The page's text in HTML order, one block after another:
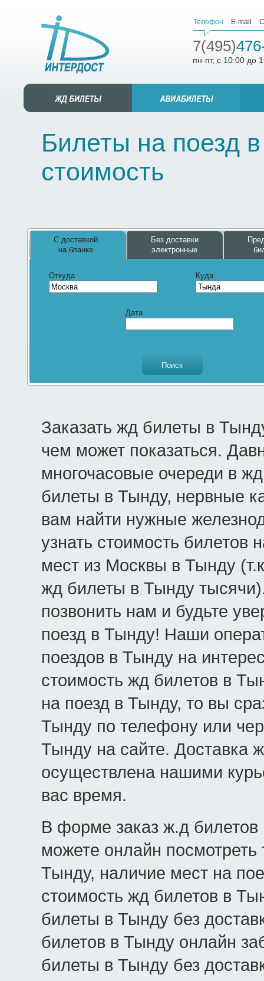
Телефон E-mail
7(495)
пн-пт, с 10:00 до
Билеты на поезд
стоимость
С доставкой
на бланке
Без доставки
электронные
Откуда Куда
Дата
Заказать жд билеты в
чем может показаться.
многочасовые очереди в
билеты в Тынду, нервные
вам найти нужные
узнать стоимость билетов
мест из Москвы в Тынду
жд билеты в Тынду
позвонить нам и будьте
поезд в Тынду! Наши
поездов в Тынду на
стоимость жд билетов в
на поезд в Тынду, то вы
Тынду по телефону или
Тынду на сайте. Доставка
осуществлена нашими
вас время.
В форме заказ ж.д
можете онлайн посмотреть
Тынду, наличие мест на
стоимость жд билетов в
билеты в Тынду без
билетов в Тынду онлайн
билеты в Тынду без